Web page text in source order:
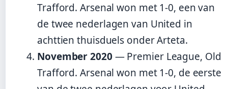
Trafford. Arsenal won met 1-0, een van
de twee nederlagen van United in
achttien thuisduels onder Arteta.
November 2020— Premier League, Old
Trafford. Arsenal won met 1-0, de eerste